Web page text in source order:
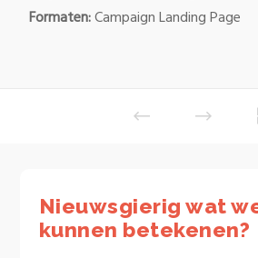
Formaten:Campaign Landing Page
Nieuwsgierig wat
kunnen betekenen?